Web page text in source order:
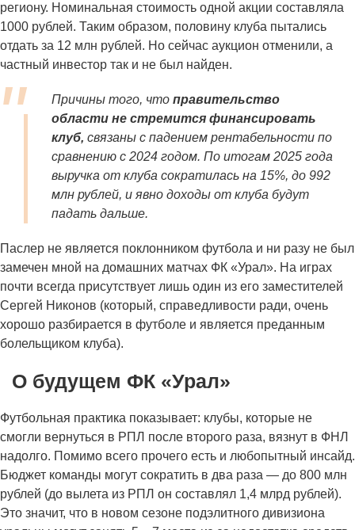
региону. Номинальная стоимость одной акции составляла
1000 рублей. Таким образом, половину клуба пытались
отдать за 12 млн рублей. Но сейчас аукцион отменили, а
частный инвестор так и не был найден.
Причины того, что правительство
области не стремится финансировать
клуб, связаны с падением рентабельности по
сравнению с 2024 годом. По итогам 2025 года
выручка от клуба сократилась на 15%, до 992
млн рублей, и явно доходы от клуба будут
падать дальше.
Паслер не является поклонником футбола и ни разу не был
замечен мной на домашних матчах ФК «Урал». На играх
почти всегда присутствует лишь один из его заместителей
Сергей Никонов (который, справедливости ради, очень
хорошо разбирается в футболе и является преданным
болельщиком клуба).
О будущем ФК «Урал»
Футбольная практика показывает: клубы, которые не
смогли вернуться в РПЛ после второго раза, вязнут в ФНЛ
надолго. Помимо всего прочего есть и любопытный инсайд.
Бюджет команды могут сократить в два раза — до 800 млн
рублей (до вылета из РПЛ он составлял 1,4 млрд рублей).
Это значит, что в новом сезоне подэлитного дивизиона